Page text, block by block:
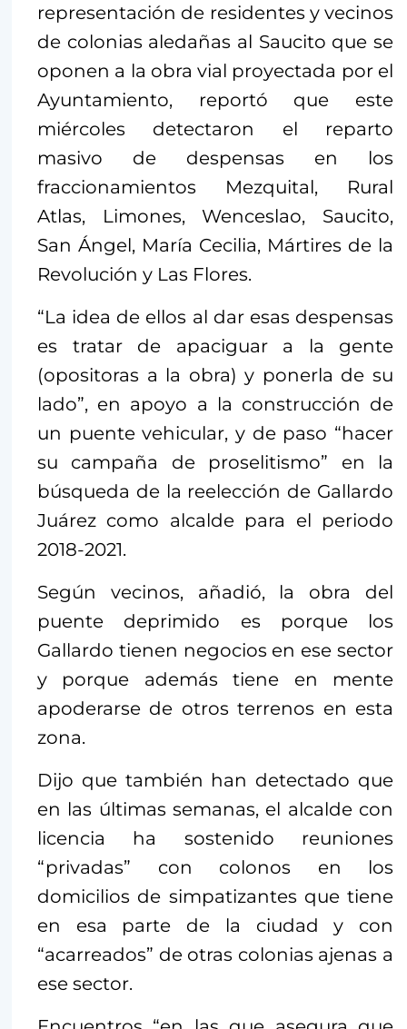
representación de residentes y vecinos
de colonias aledañas al Saucito que se
oponen a la obra vial proyectada por el
Ayuntamiento, reportó que este
miércoles detectaron el reparto
masivo de despensas en los
fraccionamientos Mezquital, Rural
Atlas, Limones, Wenceslao, Saucito,
San Ángel, María Cecilia, Mártires de la
Revolución y Las Flores.
“La idea de ellos al dar esas despensas
es tratar de apaciguar a la gente
(opositoras a la obra) y ponerla de su
lado”, en apoyo a la construcción de
un puente vehicular, y de paso “hacer
su campaña de proselitismo” en la
búsqueda de la reelección de Gallardo
Juárez como alcalde para el periodo
2018-2021.
Según vecinos, añadió, la obra del
puente deprimido es porque los
Gallardo tienen negocios en ese sector
y porque además tiene en mente
apoderarse de otros terrenos en esta
zona.
Dijo que también han detectado que
en las últimas semanas, el alcalde con
licencia ha sostenido reuniones
“privadas” con colonos en los
domicilios de simpatizantes que tiene
en esa parte de la ciudad y con
“acarreados” de otras colonias ajenas a
ese sector.